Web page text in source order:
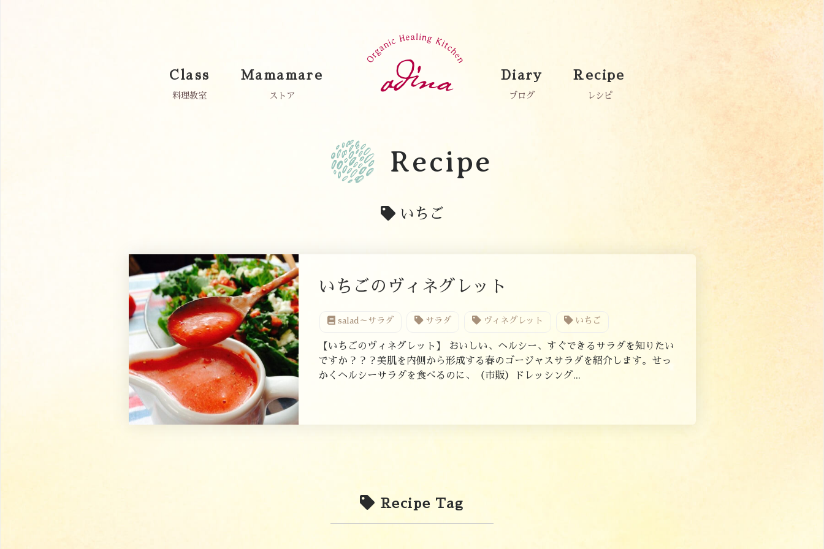
Class
料理教室
Mamamare
ストア
Diary
ブログ
Recipe
レシピ
Recipe
いちご
いちごのヴィネグレット
salad～サラダ サラダ ヴィネグレット いちご
【いちごのヴィネグレット】 おいしい、ヘルシー、すぐできるサラダを知りたい
ですか？？？美肌を内側から形成する春のゴージャスサラダを紹介します。せっ
かくヘルシーサラダを食べるのに、（市販）ドレッシング...
Recipe Tag